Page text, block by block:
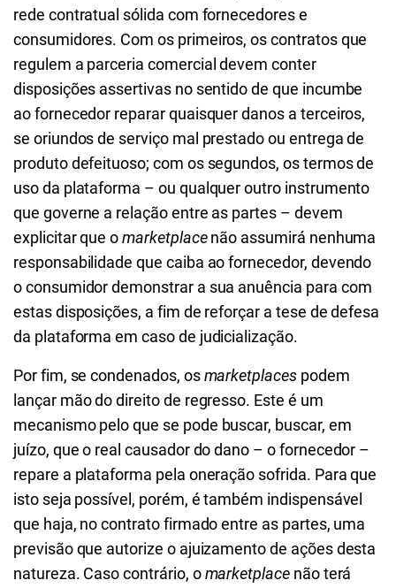
rede contratual sólida com fornecedores e
consumidores. Com os primeiros, os contratos que
regulem a parceria comercial devem conter
disposições assertivas no sentido de que incumbe
ao fornecedor reparar quaisquer danos a terceiros,
se oriundos de serviço mal prestado ou entrega de
produto defeituoso; com os segundos, os termos de
uso da plataforma – ou qualquer outro instrumento
que governe a relação entre as partes – devem
explicitar que omarketplacenão assumirá nenhuma
responsabilidade que caiba ao fornecedor, devendo
o consumidor demonstrar a sua anuência para com
estas disposições, a fim de reforçar a tese de defesa
da plataforma em caso de judicialização.
Por fim, se condenados, osmarketplaces podem
lançar mão do direito de regresso. Este é um
mecanismo pelo que se pode buscar, buscar, em
juízo, que o real causador do dano – o fornecedor –
repare a plataforma pela oneração sofrida. Para que
isto seja possível, porém, é também indispensável
que haja, no contrato firmado entre as partes, uma
previsão que autorize o ajuizamento de ações desta
natureza. Caso contrário, omarketplace não terá